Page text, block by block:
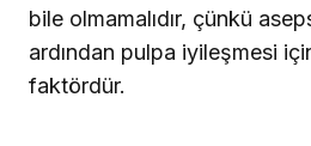
bile olmamalıdır, çünkü
ardından pulpa iyileşmesi
faktördür.